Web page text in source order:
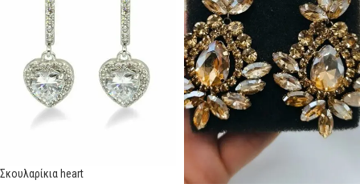
Σκουλαρίκια heart